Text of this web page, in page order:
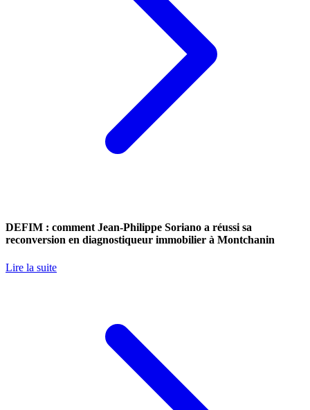
DEFIM : comment Jean-Philippe Soriano a réussi sa
reconversion en diagnostiqueur immobilier à Montchanin
Lire la suite